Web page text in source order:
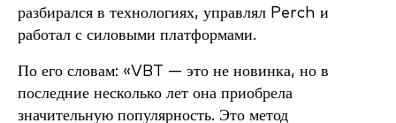
разбирался в технологиях, управлял Perch и
работал с силовыми платформами.
По его словам: «VBT — это не новинка, но в
последние несколько лет она приобрела
значительную популярность. Это метод